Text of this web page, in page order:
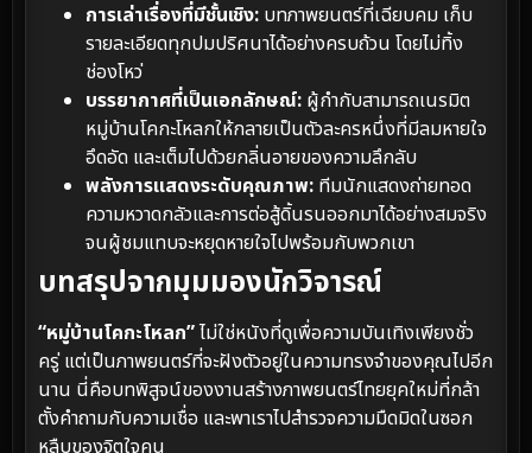
การเล่าเรื่องที่มีชั้นเชิง: บทภาพยนตร์ที่เฉียบคม เก็บ
รายละเอียดทุกปมปริศนาได้อย่างครบถ้วน โดยไม่ทิ้ง
ช่องโหว่
บรรยากาศที่เป็นเอกลักษณ์: ผู้กำกับสามารถเนรมิต
หมู่บ้านโคกะโหลกให้กลายเป็นตัวละครหนึ่งที่มีลมหายใจ
อึดอัด และเต็มไปด้วยกลิ่นอายของความลึกลับ
พลังการแสดงระดับคุณภาพ: ทีมนักแสดงถ่ายทอด
ความหวาดกลัวและการต่อสู้ดิ้นรนออกมาได้อย่างสมจริง
จนผู้ชมแทบจะหยุดหายใจไปพร้อมกับพวกเขา
บทสรุปจากมุมมองนักวิจารณ์
“หมู่บ้านโคกะโหลก”ไม่ใช่หนังที่ดูเพื่อความบันเทิงเพียงชั่ว
ครู่ แต่เป็นภาพยนตร์ที่จะฝังตัวอยู่ในความทรงจำของคุณไปอีก
นาน นี่คือบทพิสูจน์ของงานสร้างภาพยนตร์ไทยยุคใหม่ที่กล้า
ตั้งคำถามกับความเชื่อ และพาเราไปสำรวจความมืดมิดในซอก